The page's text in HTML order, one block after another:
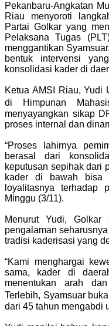
Pekanbaru-Angkatan
Riau menyoroti
Partai Golkar yang
Pelaksana Tugas
menggantikan
bentuk intervensi
konsolidasi kader di
Ketua AMSI Riau, Yudi
di Himpunan
menyayangkan sikap
proses internal dan
“Proses lahirnya
berasal dari
keputusan sepihak dari
kader di bawah bisa
loyalitasnya terhadap
Minggu (3/11).
Menurut Yudi,
pengalaman
tradisi kaderisasi yang
“Kami menghargai
sama, kader di
menentukan arah
Terlebih, Syamsuar
dari 45 tahun mengabdi